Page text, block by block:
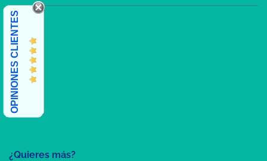
¿Quieres más?
OPINIONES CLIENTES